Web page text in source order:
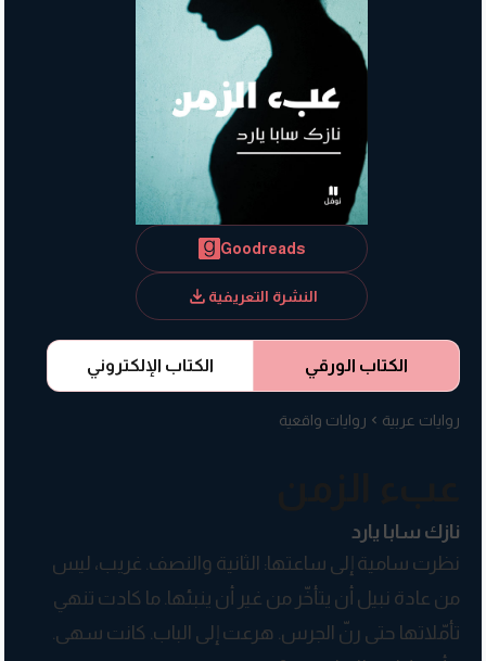
الكتاب الورقي الكتاب الإلكتروني
روايات عربية روايات واقعية
نازك سابا يارد
نظرت سامية إلى ساعتها: الثانية والنصف. غريب، ليس
من عادة نبيل أن يتأخّر من غير أن ينبئها. ما كادت تنهي
تأمّلاتها حتى رنّ الجرس. هرعت إلى الباب. كانت سهى.
Goodreads
النشرة التعريفية